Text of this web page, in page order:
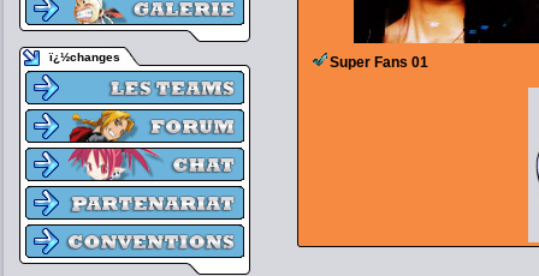
ï¿½changes Super Fans 01